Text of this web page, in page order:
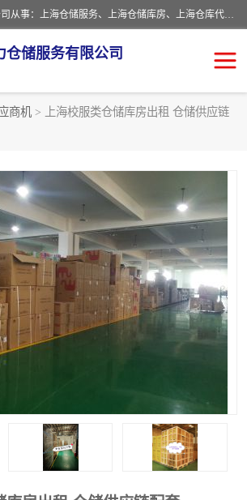
上海星力仓储服务有限公司从事：上海仓储服务、上海仓储库房、上海仓库代运营、上海仓库对外出租、上海仓库外包、上海三方仓储、上海电商仓储代发、上海电商代发货仓库、上海托管仓库、上海仓储配送。上海星力仓储服务有限公司现在拥有100个分仓、10万余平方的标准库房，精炼员工几百名，与几千家客户合作，公司已跻身上海仓储行业前列。欢迎来电咨询！
仓储服务有限公司
商机 > 上海校服类仓储库房出租 仓储供应链
上海仓库外包
上海托管仓库
上海仓储服务
上海电商代发货仓库